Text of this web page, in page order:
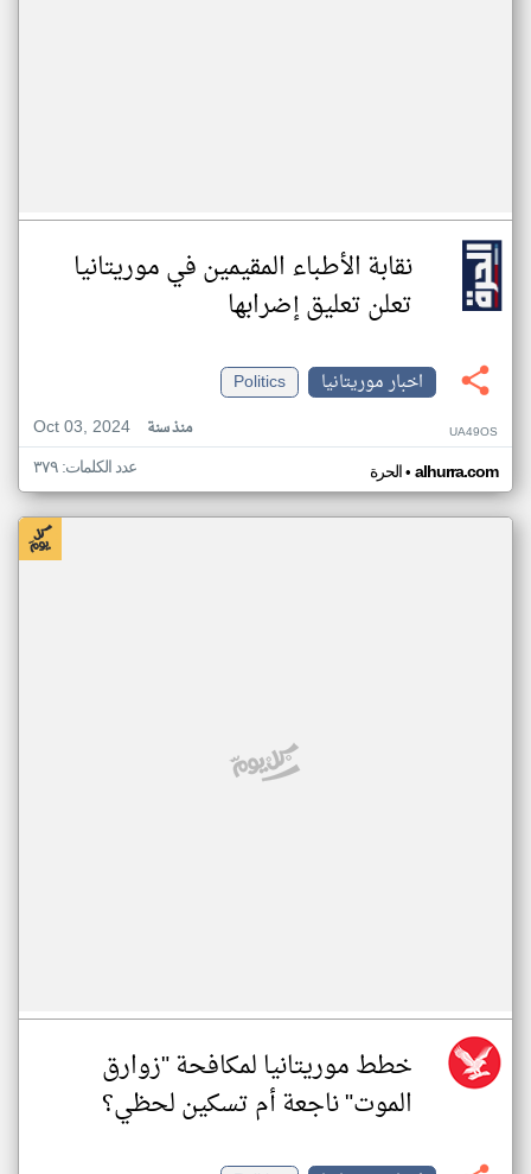
نقابة الأطباء المقيمين في موريتانيا
تعلن تعليق إضرابها
اخبار موريتانيا
Politics
Oct 03, 2024
منذ سنة UA49OS
الحرة• alhurra.com عدد الكلمات: ٣٧٩
خطط موريتانيا لمكافحة "زوارق
الموت" ناجعة أم تسكين لحظي؟